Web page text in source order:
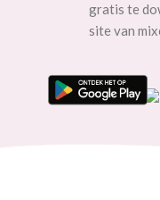
gratis te
site van